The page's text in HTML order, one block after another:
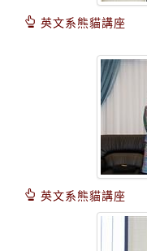
英文系熊貓講座
英文系熊貓講座